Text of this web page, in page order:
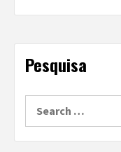
Pesquisa